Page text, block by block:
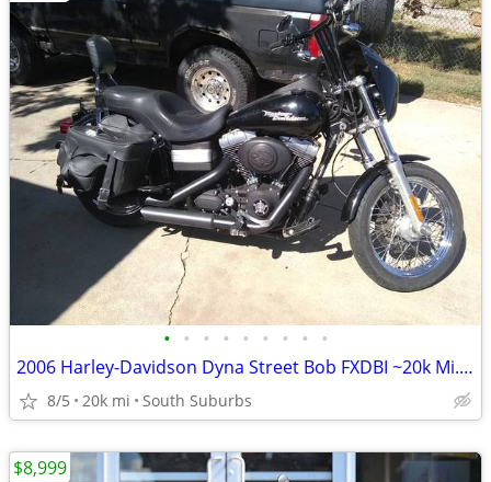
• • • • • • • • •
2006 Harley-Davidson Dyna Street Bob FXDBI ~20k Mi.-Custom-$3,700 CASH
8/5 20k mi South Suburbs
$8,999